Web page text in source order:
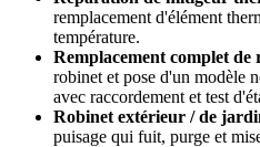
remplacement d'élément
température.
Remplacement complet de
robinet et pose d'un modèle
avec raccordement et test
Robinet extérieur / de
puisage qui fuit, purge et